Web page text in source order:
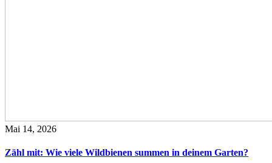
Mai 14, 2026
Zähl mit: Wie viele Wildbienen summen in deinem Garten?